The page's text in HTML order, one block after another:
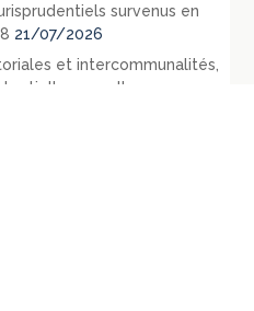
survenus en
21/07/2026
et intercommunalités,
nouvelle